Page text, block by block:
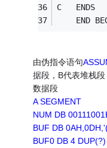
C	ENDS
END
由伪指令语句
据段，B代表堆栈段
数据段
A SEGMENT
NUM DB
BUF DB
BUF0 DB 4 DUP(?)